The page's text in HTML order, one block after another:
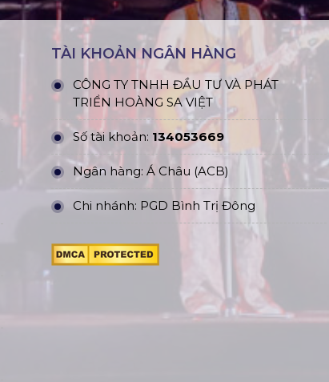
TÀI KHOẢN NGÂN HÀNG
CÔNG TY TNHH ĐẦU TƯ VÀ PHÁT
TRIỂN HOÀNG SA VIỆT
Số tài khoản: 134053669
Ngân hàng: Á Châu (ACB)
Chi nhánh: PGD Bình Trị Đông